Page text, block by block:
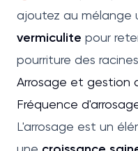
ajoutez au mélange
vermiculite pour
pourriture des
Arrosage et gestion
Fréquence
L'arrosage est un